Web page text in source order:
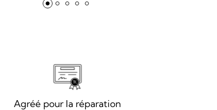
Agréé pour la réparation